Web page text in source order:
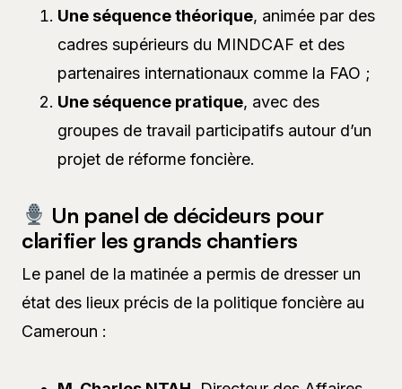
Une séquence théorique, animée par des
cadres supérieurs du MINDCAF et des
partenaires internationaux comme la FAO ;
Une séquence pratique, avec des
groupes de travail participatifs autour d’un
projet de réforme foncière.
Un panel de décideurs pour
clarifier les grands chantiers
Le panel de la matinée a permis de dresser un
état des lieux précis de la politique foncière au
Cameroun :